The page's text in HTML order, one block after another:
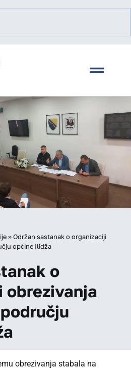
»Održan sastanak o organizaciji
općine Ilidža
o
obrezivanja
obrezivanja stabala na